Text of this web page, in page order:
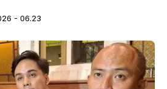
- 06.23